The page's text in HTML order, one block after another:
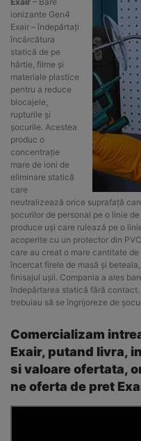
ionizante Gen4
Exair – îndepărtați
încărcătura
statică de pe
hârtie, filme și
materiale plastice
pentru a reduce
blocajele,
rupturile și
șocurile. Acestea
produc o
concentrație
mare de ioni de
eliminare statică
care
neutralizează orice suprafață
șocurilor de personal pe o linie
produce uși care rulează pe o
acoperite cu un protector din
care au creat o mare cantitate
încercat firele de masă și
finisajul ușii. Compania a ales
îndepărtarea statică fără
trebuiau să se îngrijoreze de
Comercializam
Exair, putand livra,
si valoare ofertata,
ne oferta de pret